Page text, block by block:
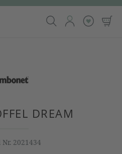
DREAM
2021434